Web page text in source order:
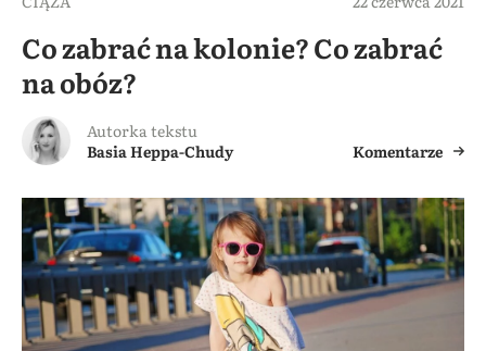
Co zabrać na kolonie? Co zabrać
na obóz?
Autorka tekstu
Basia Heppa-Chudy
Komentarze